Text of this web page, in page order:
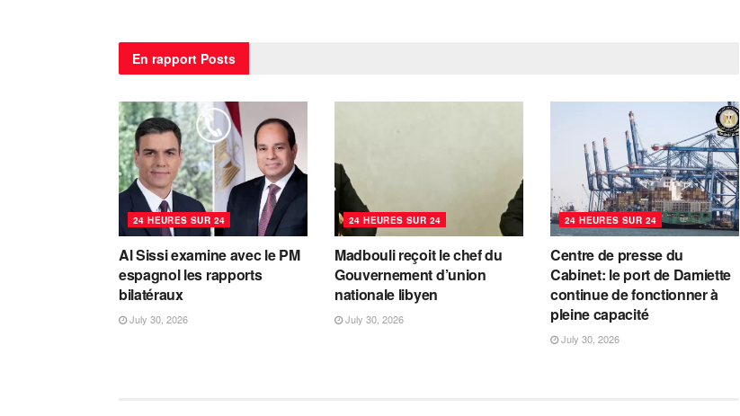
En rapport Posts
24 HEURES SUR 24
Al Sissi examine avec le PM
espagnol les rapports
bilatéraux
July 30, 2026
24 HEURES SUR 24
Madbouli reçoit le chef du
Gouvernement d’union
nationale libyen
July 30, 2026
24 HEURES SUR 24
Centre de presse du
Cabinet: le port de Damiette
continue de fonctionner à
pleine capacité
July 30, 2026